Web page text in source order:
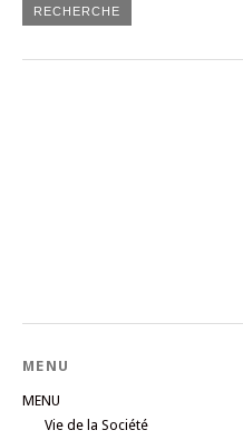
MENU
MENU
Vie de la Société